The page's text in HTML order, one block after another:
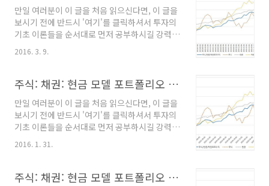
----------------------------------------------
-------------------------- 주식:채권:현금 혼합
평균 모멘텀 비중 분산투자 전략(전략에 대한 상
세한 내용은 링크를 클릭하시기 바랍니다.) 2016
만일 여러분이 이 글을 처음 읽으신다면, 이 글을
보시기 전에 반드시 '여기'를 클릭하셔서 투자의
기초 이론들을 순서대로 먼저 공부하시길 강력히
요청합니다. 왜냐하면, 이 내용을 알고 있지 않으
면 왜 이런 식의 투자를 해야하는지 이해하기 어
정립된 투자 규칙을 흔들림없이 오랜 기간 유지
----------------------------------------------
-------------------------- 주식:채권:현금 혼합
평균 모멘텀 비중 분산투자 전략(전략에 대한 상
세한 내용은 링크를 클릭하시기 바랍니다.) 2016
2016. 3. 9.
주식: 채권: 현금 모델 포트폴리오 (10)
만일 여러분이 이 글을 처음 읽으신다면, 이 글을
보시기 전에 반드시 '여기'를 클릭하셔서 투자의
기초 이론들을 순서대로 먼저 공부하시길 강력히
요청합니다. 왜냐하면, 이 내용을 알고 있지 않으
면 왜 이런 식의 투자를 해야하는지 이해하기 어
정립된 투자 규칙을 흔들림없이 오랜 기간 유지
2016. 1. 31.
주식: 채권: 현금 모델 포트폴리오 (9)